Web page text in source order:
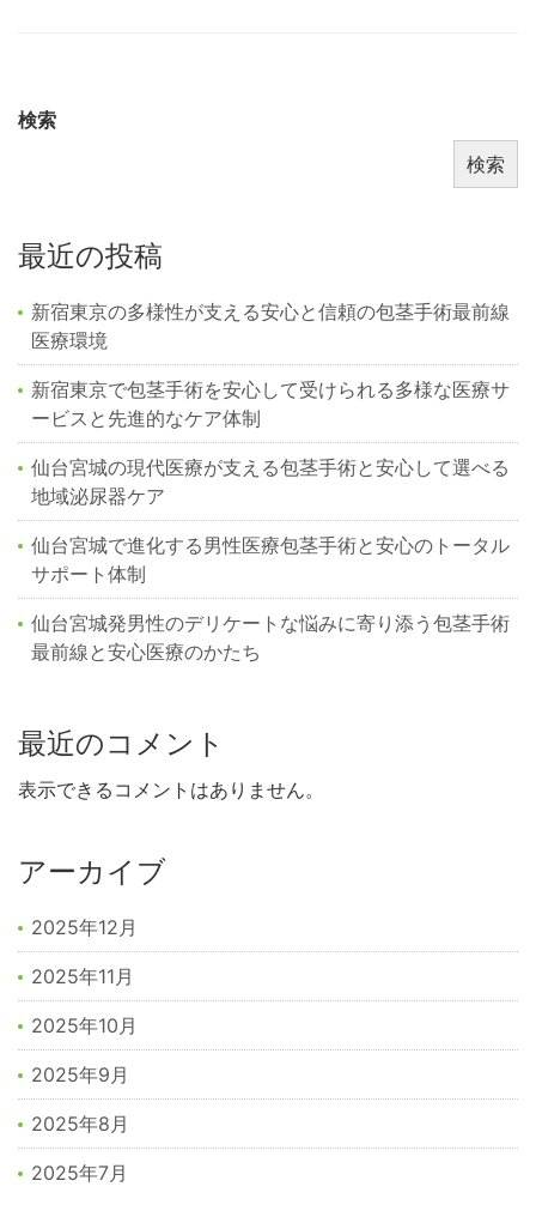
検索
検索
最近の投稿
新宿東京の多様性が支える安心と信頼の包茎手術最前線
医療環境
新宿東京で包茎手術を安心して受けられる多様な医療サ
ービスと先進的なケア体制
仙台宮城の現代医療が支える包茎手術と安心して選べる
地域泌尿器ケア
仙台宮城で進化する男性医療包茎手術と安心のトータル
サポート体制
仙台宮城発男性のデリケートな悩みに寄り添う包茎手術
最前線と安心医療のかたち
最近のコメント
表示できるコメントはありません。
アーカイブ
2025年12月
2025年11月
2025年10月
2025年9月
2025年8月
2025年7月